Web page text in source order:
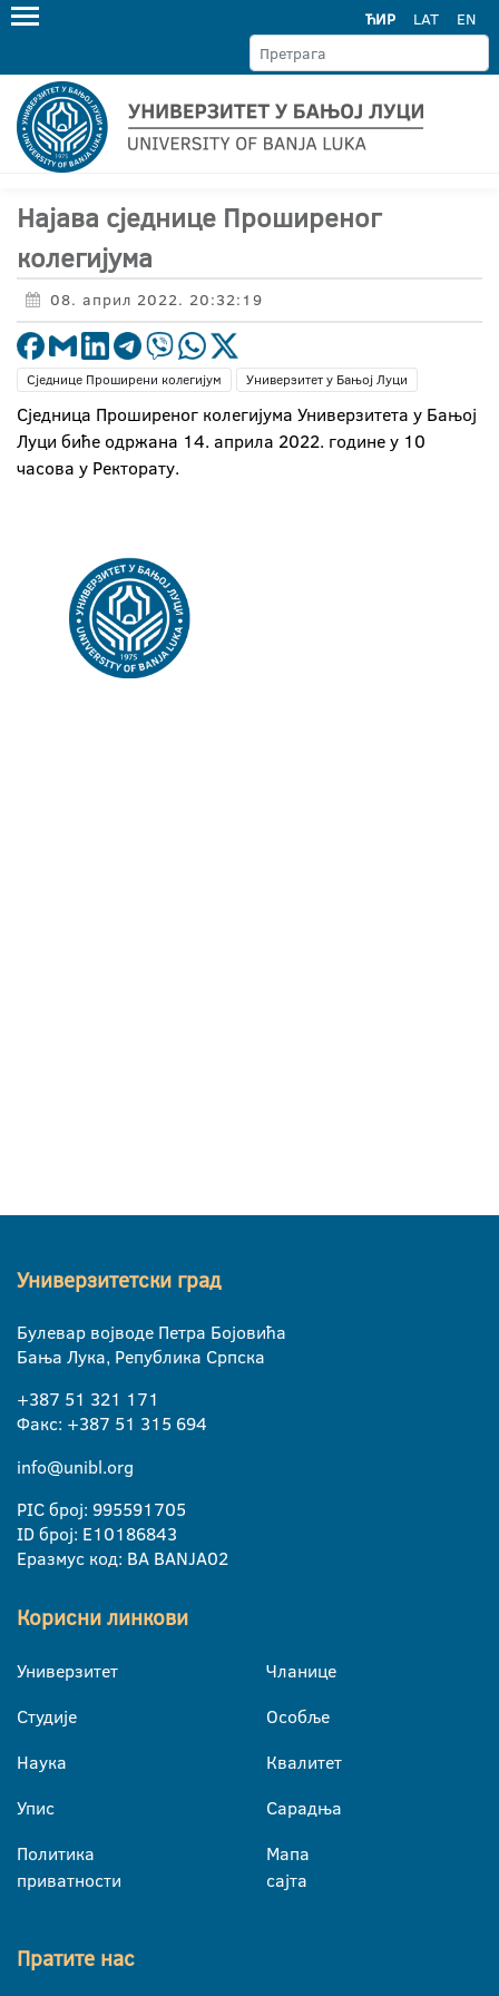
ЋИР LAT EN
Најава сједнице Проширеног
колегијума
08. април 2022. 20:32:19
Сједнице Проширени колегијум Универзитет у Бањој Луци
Сједница Проширеног колегијума Универзитета у Бањој
Луци биће одржана 14. априла 2022. године у 10
часова у Ректорату.
Универзитетски град
Булевар војводе Петра Бојовића
Бања Лука, Република Српска
+387 51 321 171
Факс: +387 51 315 694
info@unibl.org
PIC број: 995591705
ID број: E10186843
Еразмус код: BA BANJA02
Корисни линкови
Универзитет
Студије
Наука
Упис
Политика
приватности
Чланице
Особље
Квалитет
Сарадња
Мапа
сајта
Пратите нас